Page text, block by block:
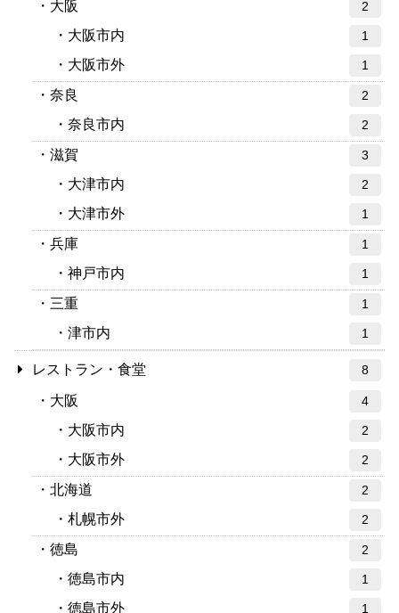
大阪 2
大阪市内 1
大阪市外 1
奈良 2
奈良市内 2
滋賀 3
大津市内 2
大津市外 1
兵庫 1
神戸市内 1
三重 1
津市内 1
レストラン・食堂 8
大阪 4
大阪市内 2
大阪市外 2
北海道 2
札幌市外 2
徳島 2
徳島市内 1
徳島市外 1